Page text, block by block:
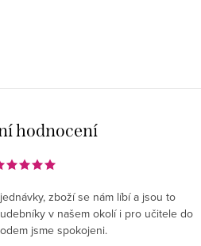
hodnocení
zboží se nám líbí a jsou to
v našem okolí i pro učitele do
jsme spokojeni.